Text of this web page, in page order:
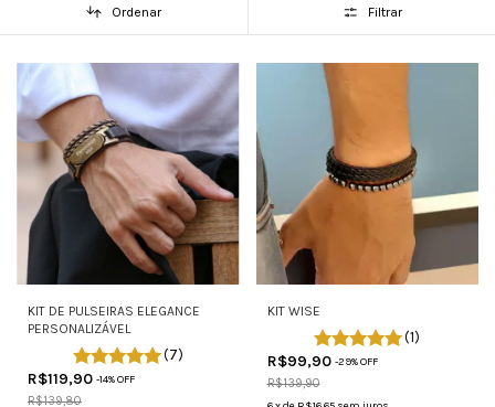
Ordenar Filtrar
KIT DE PULSEIRAS ELEGANCE
PERSONALIZÁVEL
(7)
R$119,90 -14% OFF
R$139,80
KIT WISE
(1)
R$99,90 -29% OFF
R$139,90